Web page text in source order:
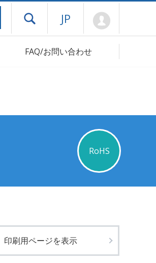
ドロワーメニューを開く
JP
FAQ/お問い合わせ
RoHS
印刷用ページを表示